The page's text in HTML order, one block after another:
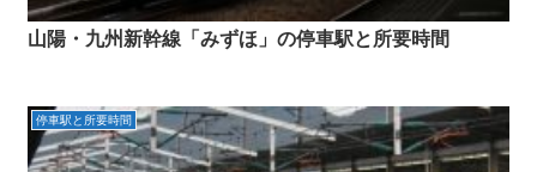
山陽・九州新幹線「みずほ」の停車駅と所要時間
停車駅と所要時間